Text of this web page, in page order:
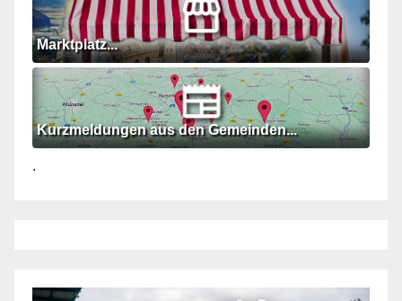
Marktplatz...
Kurzmeldungen aus den Gemeinden...
.